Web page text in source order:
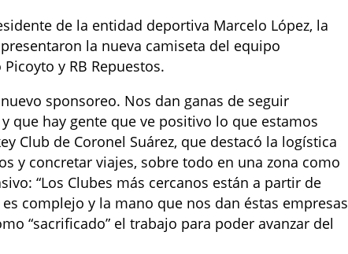
de la entidad deportiva Marcelo López, la
la nueva camiseta del equipo
y RB Repuestos.
sponsoreo. Nos dan ganas de seguir
que hay gente que ve positivo lo que estamos
Club de Coronel Suárez, que destacó la logística
y concretar viajes, sobre todo en una zona como
“Los Clubes más cercanos están a partir de
complejo y la mano que nos dan éstas empresas
“sacrificado” el trabajo para poder avanzar del